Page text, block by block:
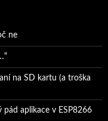
ne
na SD kartu (a troška
aplikace v ESP8266